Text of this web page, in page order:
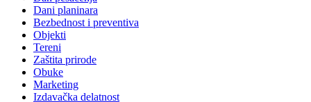
Dani planinara
Bezbednost i preventiva
Objekti
Tereni
Zaštita prirode
Obuke
Marketing
Izdavačka delatnost